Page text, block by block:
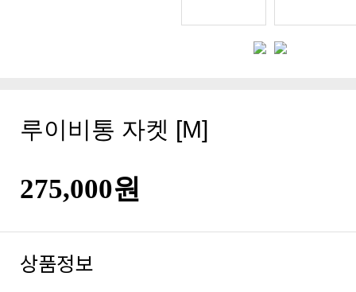
루이비통 자켓 [M]
275,000원
상품정보